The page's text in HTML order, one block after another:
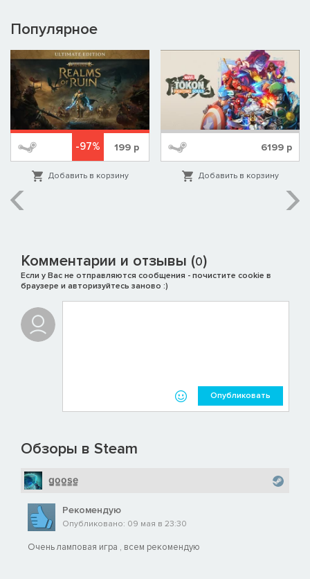
Популярное
-97% 199р
Добавить в корзину
6199 р
Добавить в корзину
Комментарии и отзывы (0)
Если у Вас не отправляются сообщения - почистите cookie в
браузере и авторизуйтесь заново :)
Опубликовать
Обзоры в Steam
g̳o̳o̳s̳e̳
Рекомендую
Опубликовано: 09 мая в 23:30
Очень ламповая игра , всем рекомендую